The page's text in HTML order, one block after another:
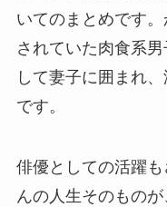
いてのまとめです
されていた肉食系
して妻子に囲まれ
です。
俳優としての活躍
んの人生そのものが